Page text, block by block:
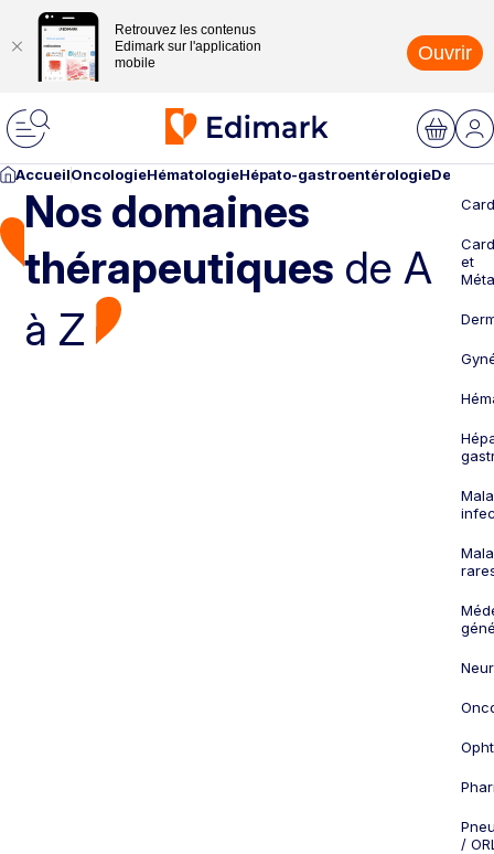
Retrouvez les contenus
Edimark sur l'application
mobile
Ouvrir
AccueilOncologieHématologieHépato-gastroentérologie
Nos domaines
thérapeutiques de A
à Z
et
/